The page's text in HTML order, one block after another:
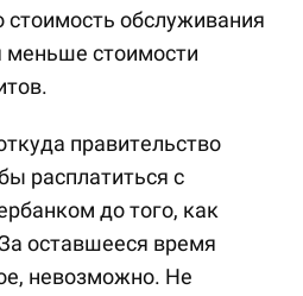
стоимость обслуживания
меньше стоимости
правительство
расплатиться с
до того, как
оставшееся время
невозможно. Не